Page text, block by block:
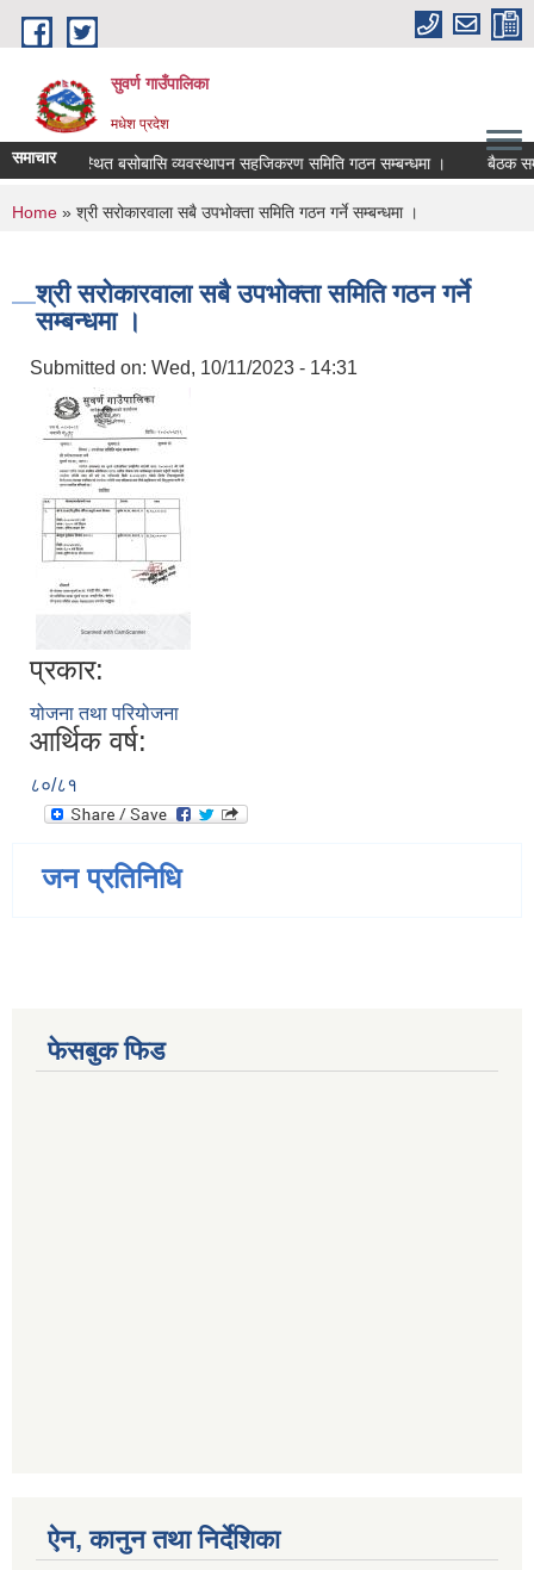
Skip to main content
सुवर्ण गाउँपालिका
मधेश प्रदेश
समाचार
र अव्यवस्थित बसोबासि व्यवस्थापन सहजिकरण समिति गठन सम्बन्धमा । बैठक
You are here
Home » श्री सरोकारवाला सबै उपभोक्ता समिति गठन गर्ने सम्बन्धमा ।
श्री सरोकारवाला सबै उपभोक्ता समिति गठन गर्ने
सम्बन्धमा ।
Submitted on: Wed, 10/11/2023 - 14:31
प्रकार:
योजना तथा परियोजना
आर्थिक वर्ष:
८०/८१
जन प्रतिनिधि
फेसबुक फिड
ऐन, कानुन तथा निर्देशिका